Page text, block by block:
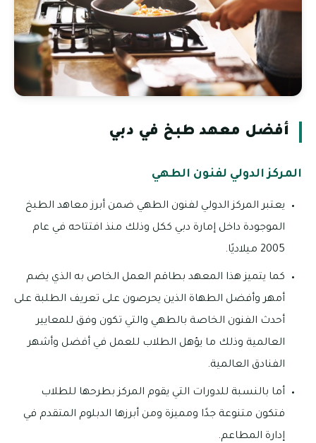
أفضل معهد طبخ في دبي
المركز الدولي لفنون الطهي
يعتبر المركز الدولي لفنون الطهي ضمن أبرز معاهد الطبخ
الموجودة داخل إمارة دبي ككل وذلك منذ افتتاحه في عام
2005 ميلاديًا.
كما يتميز هذا المعهد بطاقم العمل الخاص به الذي يضم
أمهر وأفضل الطهاة الذين يحرصون على تعريف الطلبة على
أحدث الفنون الخاصة بالطهي والتي تكون وفق للمعايير
العالمية وذلك ما يؤهل الطلاب للعمل في أفضل وأشهر
الفنادق العالمية.
أما بالنسبة للدورات التي يقوم المركز بطرحها للطلاب
فتكون متنوعة جدًا ومميزة ومن أبرزها الدبلوم المتقدم في
إدارة المطاعم.